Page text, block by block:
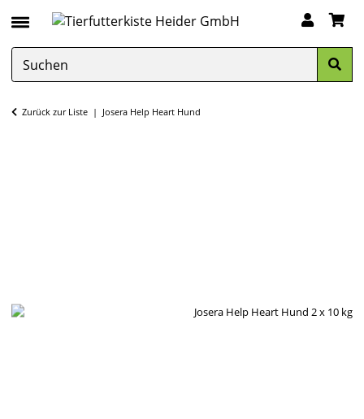
Zurück zur Liste Josera Help Heart Hund